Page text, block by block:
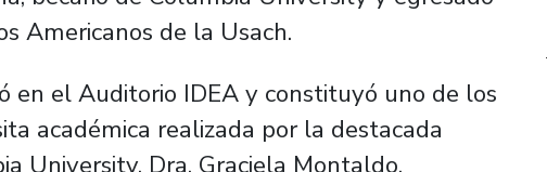
Americanos de la Usach.
en el Auditorio IDEA y constituyó uno de los
académica realizada por la destacada
University, Dra. Graciela Montaldo,